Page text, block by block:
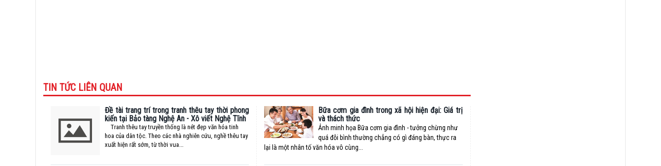
TIN TỨC LIÊN QUAN
Đề tài trang trí trong tranh thêu tay thời phong
kiến tại Bảo tàng Nghệ An - Xô viết Nghệ Tĩnh
Tranh thêu tay truyền thống là nét đẹp văn hóa tinh
hoa của dân tộc. Theo các nhà nghiên cứu, nghề thêu tay
xuất hiện rất sớm, từ thời vua...
Bữa cơm gia đình trong xã hội hiện đại: Giá trị
và thách thức
Ảnh minh họa Bữa cơm gia đình - tưởng chừng như
quá đỗi bình thường chẳng có gì đáng bàn, thực ra
lại là một nhân tố văn hóa vô cùng...